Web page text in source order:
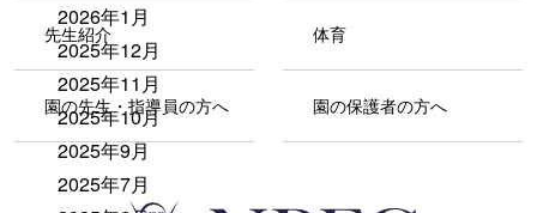
2026年1月
2025年12月
2025年11月
2025年10月
2025年9月
2025年7月
先生紹介 体育
園の先生・指導員の方へ 園の保護者の方へ